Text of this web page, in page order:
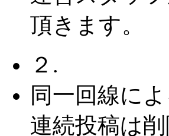
頂きます。
２.
同一回線に
連続投稿は